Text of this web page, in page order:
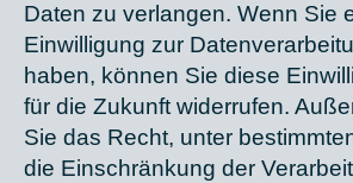
Daten zu verlangen. Wenn Sie
Einwilligung zur
haben, können Sie diese
für die Zukunft widerrufen.
Sie das Recht, unter
die Einschränkung der